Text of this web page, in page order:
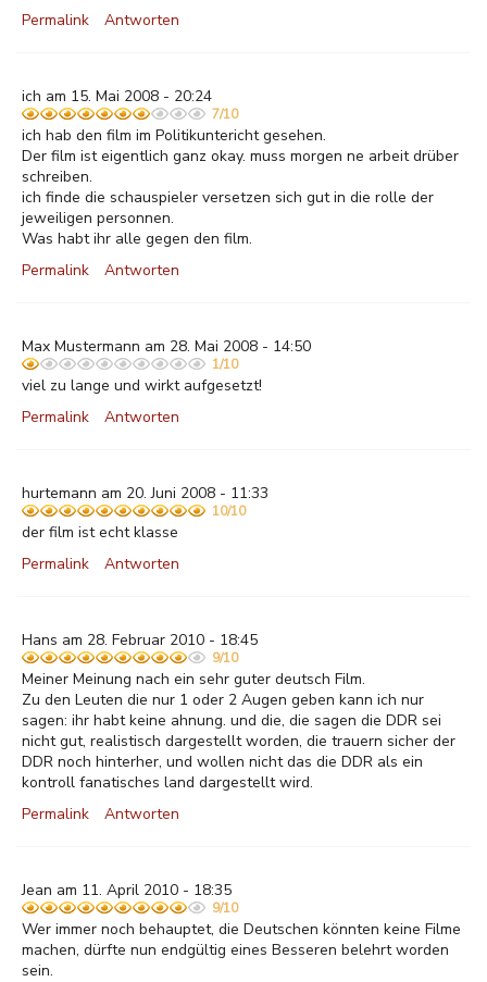
Permalink
Antworten
ich am 15. Mai 2008 - 20:24
7/10
ich hab den film im Politikuntericht gesehen.
Der film ist eigentlich ganz okay. muss morgen ne arbeit drüber
schreiben.
ich finde die schauspieler versetzen sich gut in die rolle der
jeweiligen personnen.
Was habt ihr alle gegen den film.
Permalink
Antworten
Max Mustermann am 28. Mai 2008 - 14:50
1/10
viel zu lange und wirkt aufgesetzt!
Permalink
Antworten
hurtemann am 20. Juni 2008 - 11:33
10/10
der film ist echt klasse
Permalink
Antworten
Hans am 28. Februar 2010 - 18:45
9/10
Meiner Meinung nach ein sehr guter deutsch Film.
Zu den Leuten die nur 1 oder 2 Augen geben kann ich nur
sagen: ihr habt keine ahnung. und die, die sagen die DDR sei
nicht gut, realistisch dargestellt worden, die trauern sicher der
DDR noch hinterher, und wollen nicht das die DDR als ein
kontroll fanatisches land dargestellt wird.
Permalink
Antworten
Jean am 11. April 2010 - 18:35
9/10
Wer immer noch behauptet, die Deutschen könnten keine Filme
machen, dürfte nun endgültig eines Besseren belehrt worden
sein.